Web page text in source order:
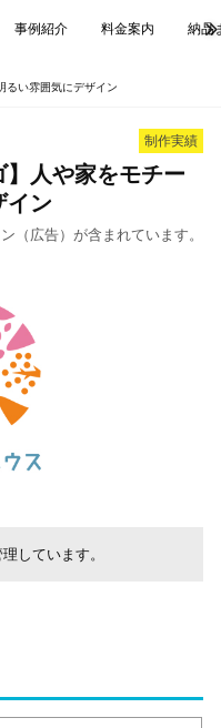
事例紹介 料金案内 納品
るい雰囲気にデザイン
制作実績
】人や家をモチー
イン
（広告）が含まれています。
しています。